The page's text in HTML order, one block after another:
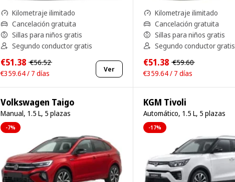
Kilometraje ilimitado
Cancelación gratuita
Sillas para niños gratis
Segundo conductor gratis
€51.38 €56.52
€359.64 / 7 días
Ver
Kilometraje ilimitado
Cancelación gratuita
Sillas para niños gratis
Segundo conductor gratis
€51.38 €59.60
€359.64 / 7 días
Volkswagen Taigo
Manual, 1.5 L, 5 plazas
-7%
KGM Tivoli
Automático, 1.5 L, 5 plazas
-17%